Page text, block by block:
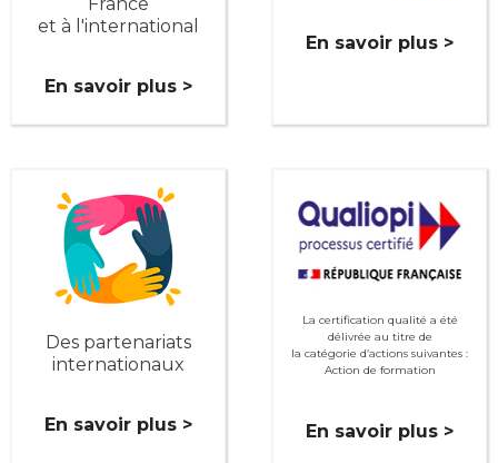
et à l'international
En savoir plus >
En savoir plus >
Des partenariats
internationaux
En savoir plus >
La certification qualité a été
délivrée au titre de
la catégorie d’actions suivantes :
Action de formation
En savoir plus >